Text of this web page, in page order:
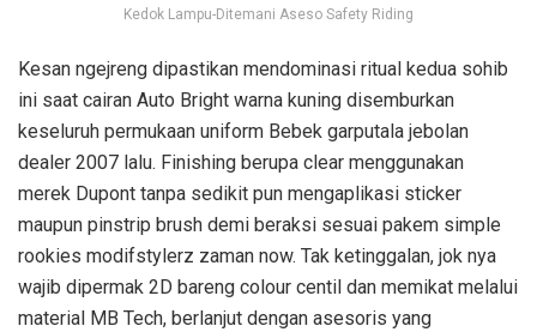
Kedok Lampu-Ditemani Aseso Safety Riding
Kesan ngejreng dipastikan mendominasi ritual kedua sohib
ini saat cairan Auto Bright warna kuning disemburkan
keseluruh permukaan uniform Bebek garputala jebolan
dealer 2007 lalu. Finishing berupa clear menggunakan
merek Dupont tanpa sedikit pun mengaplikasi sticker
maupun pinstrip brush demi beraksi sesuai pakem simple
rookies modifstylerz zaman now. Tak ketinggalan, jok nya
wajib dipermak 2D bareng colour centil dan memikat melalui
material MB Tech, berlanjut dengan asesoris yang